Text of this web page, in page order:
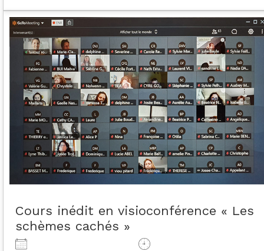
Cours inédit en visioconférence « Les
schèmes cachés »